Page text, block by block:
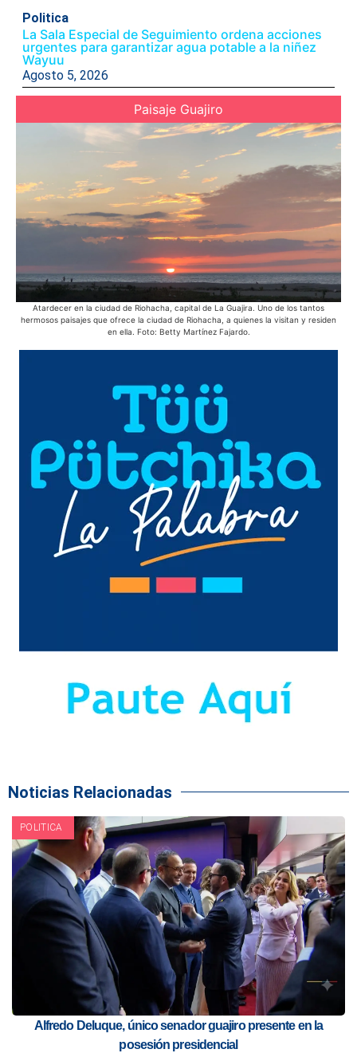
Politica
La Sala Especial de Seguimiento ordena acciones
urgentes para garantizar agua potable a la niñez
Wayuu
Agosto 5, 2026
Paisaje Guajiro
Atardecer en la ciudad de Riohacha, capital de La Guajira. Uno de los tantos
hermosos paisajes que ofrece la ciudad de Riohacha, a quienes la visitan y residen
en ella. Foto: Betty Martínez Fajardo.
Noticias Relacionadas
POLITICA
Alfredo Deluque, único senador guajiro presente en la
posesión presidencial